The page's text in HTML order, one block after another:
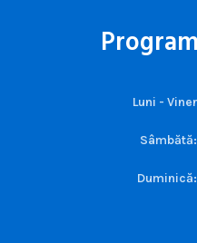
Luni -
Sâmbătă:
Duminică: